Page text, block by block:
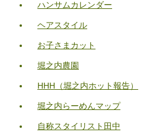
ハンサムカレンダー
ヘアスタイル
お子さまカット
堀之内農園
HHH（堀之内ホット報告）
堀之内らーめんマップ
自称スタイリスト田中